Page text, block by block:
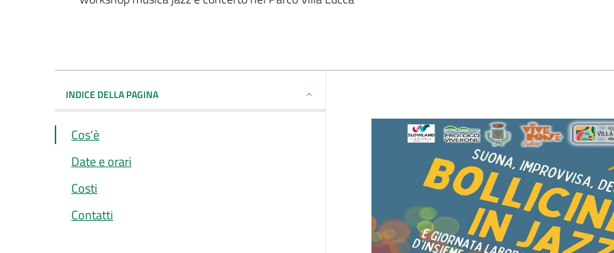
INDICE DELLA PAGINA
Cos'è
Date e orari
Costi
Contatti